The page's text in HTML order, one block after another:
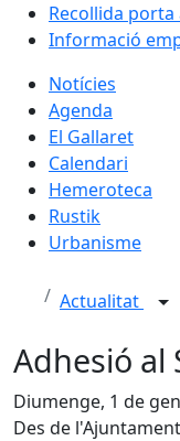
Recollida
Informació
Notícies
Agenda
El Gallaret
Calendari
Hemeroteca
Rustik
Urbanisme
Actualitat
Adhesió al
Diumenge, 1 de
Des de